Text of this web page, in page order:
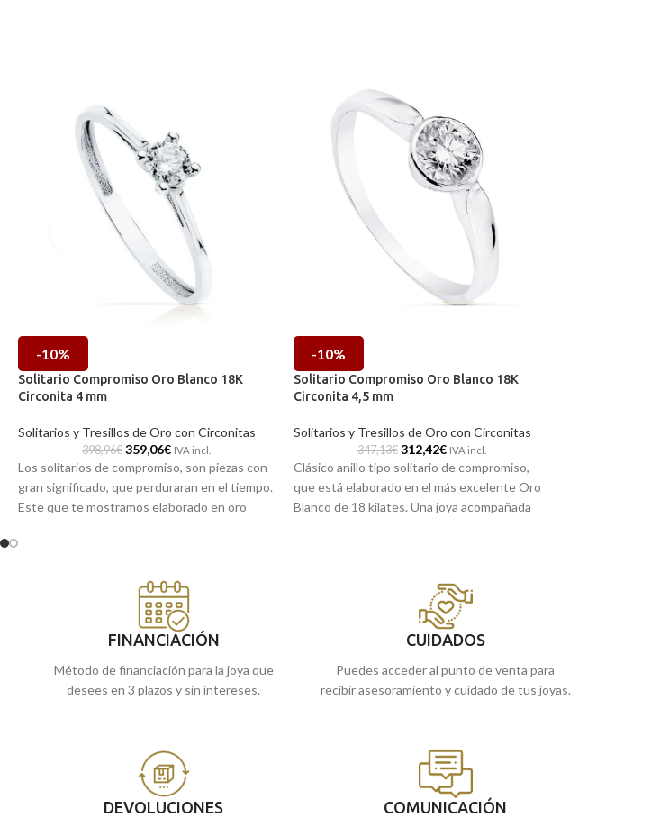
-10%
Solitario Compromiso Oro Blanco 18K
Circonita 4 mm
Solitarios y Tresillos de Oro con Circonitas
398,96€ 359,06€ IVA incl.
Los solitarios de compromiso, son piezas con
gran significado, que perduraran en el tiempo.
Este que te mostramos elaborado en oro
Recógelo en nuestras tiendas de Málaga, o
si lo prefieres, haz el pedido online y te lo
enviamos a casa.
-10%
Solitario Compromiso Oro Blanco 18K
Circonita 4,5 mm
Solitarios y Tresillos de Oro con Circonitas
347,13€ 312,42€ IVA incl.
Clásico anillo tipo solitario de compromiso,
que está elaborado en el más excelente Oro
Blanco de 18 kilates. Una joya acompañada
Descubre todos los modelos que tenemos en
Recógelo en nuestras tiendas de Málaga, o
enviamos a casa.
FINANCIACIÓN
Método de financiación para la joya que
desees en 3 plazos y sin intereses.
CUIDADOS
Puedes acceder al punto de venta para
recibir asesoramiento y cuidado de tus joyas.
DEVOLUCIONES COMUNICACIÓN